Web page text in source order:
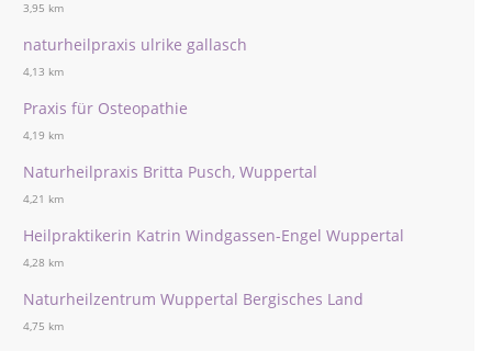
3,95 km
naturheilpraxis ulrike gallasch
4,13 km
Praxis für Osteopathie
4,19 km
Naturheilpraxis Britta Pusch, Wuppertal
4,21 km
Heilpraktikerin Katrin Windgassen-Engel Wuppertal
4,28 km
Naturheilzentrum Wuppertal Bergisches Land
4,75 km